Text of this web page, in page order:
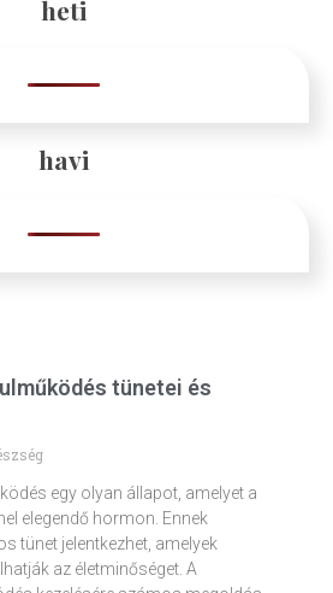
heti
havi
tünetei és
egy olyan állapot, amelyet a
elegendő hormon. Ennek
tünet jelentkezhet, amelyek
az életminőséget. A